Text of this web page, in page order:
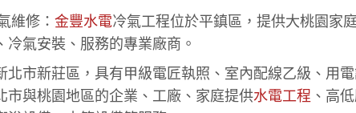
維修： 金豐水電冷氣工程位於平鎮區，提供大桃園家
冷氣安裝、服務的專業廠商。
北市新莊區，具有甲級電匠執照、室內配線乙級、用
市與桃園地區的企業、工廠、家庭提供水電工程 、高